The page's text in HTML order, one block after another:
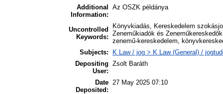
Additional
Information:
Az OSZK példánya
Uncontrolled
Keywords:
Könyvkiadás, Kereskedelem
Zeneműkiadók és
zenemű-kereskedelem,
Subjects:
K Law / jog > K Law (General) /
Depositing
User:
Zsolt Baráth
Date
Deposited:
27 May 2025 07:10